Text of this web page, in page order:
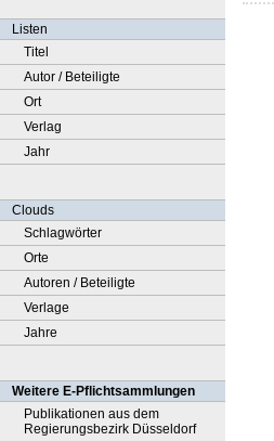
Listen
Titel
Autor / Beteiligte
Ort
Verlag
Jahr
Clouds
Schlagwörter
Orte
Autoren / Beteiligte
Verlage
Jahre
Weitere E-Pflichtsammlungen
Publikationen aus dem
Regierungsbezirk Düsseldorf